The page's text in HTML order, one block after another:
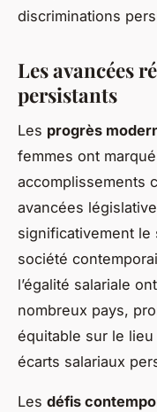
discriminations
Les avancées
persistants
Les progrès
femmes ont
accomplissements
avancées
significativement le
société
l’égalité salariale
nombreux pays,
équitable sur le
écarts salariaux
Les défis